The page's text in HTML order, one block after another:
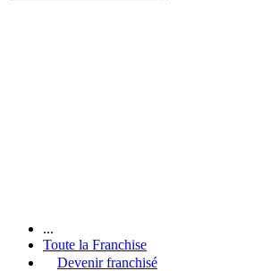
...
Toute la Franchise
Devenir franchisé